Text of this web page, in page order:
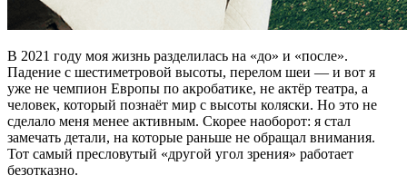
В 2021 году моя жизнь разделилась на «до» и «после».
Падение с шестиметровой высоты, перелом шеи — и вот я
уже не чемпион Европы по акробатике, не актёр театра, а
человек, который познаёт мир с высоты коляски. Но это не
сделало меня менее активным. Скорее наоборот: я стал
замечать детали, на которые раньше не обращал внимания.
Тот самый пресловутый «другой угол зрения» работает
безотказно.